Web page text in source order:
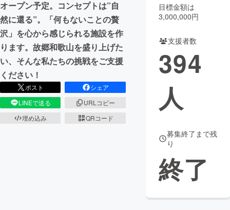
CAMPFIREふるさと納税
コミュニティ
オープン予定。コンセプトは”自
然に還る”。「何もないことの贅
沢」を心から感じられる施設を作
ります。故郷和歌山を盛り上げた
い、そんな私たちの挑戦をご支援
ください！
ポスト
シェア
LINEで送る
URLコピー
埋め込み
QRコード
目標金額は
3,000,000円
支援者数
394
人
募集終了まで残
り
終了